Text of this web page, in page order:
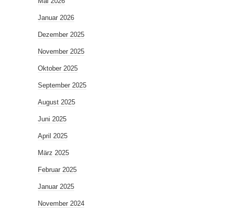
Januar 2026
Dezember 2025
November 2025
Oktober 2025
September 2025
August 2025
Juni 2025
April 2025
März 2025
Februar 2025
Januar 2025
November 2024